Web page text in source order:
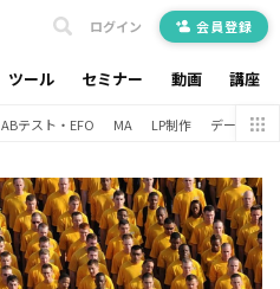
ツール セミナー 動画 講座
ログイン 会員登録
ABテスト・EFO MA LP制作 データ分析